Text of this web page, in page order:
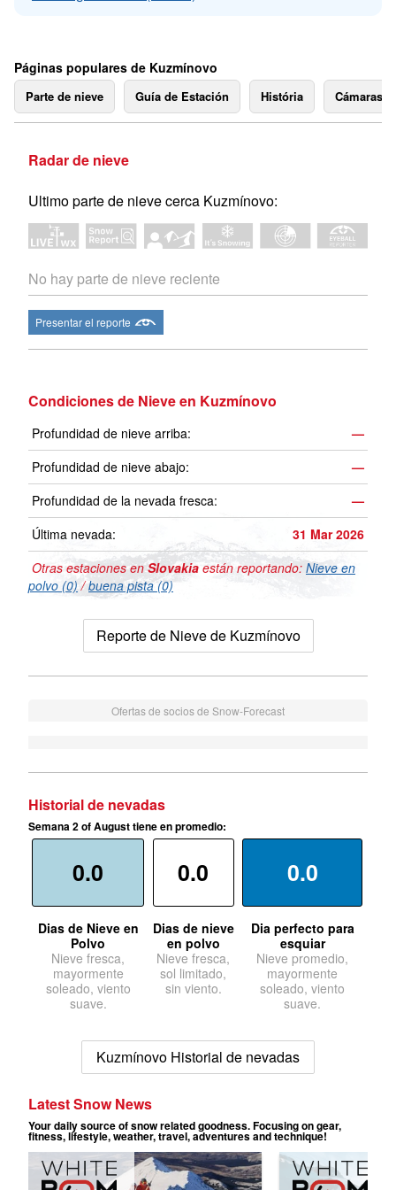
Páginas populares de Kuzmínovo
Parte de nieve Guía de Estación História Cámaras
Radar de nieve
Ultimo parte de nieve cerca Kuzmínovo:
No hay parte de nieve reciente
Presentar el reporte
Condiciones de Nieve en Kuzmínovo
Profundidad de nieve arriba:
—
Profundidad de nieve abajo:
—
Profundidad de la nevada fresca:
—
Última nevada:
31 Mar 2026
Otras estaciones enSlovakia están reportando: Nieve en
polvo (0) /buena pista (0)
Reporte de Nieve de Kuzmínovo
Ofertas de socios de Snow-Forecast
Historial de nevadas
Semana 2 of August tiene en promedio:
0.0
Dias de Nieve en
Polvo
Nieve fresca,
mayormente
soleado, viento
suave.
0.0
Dias de nieve
en polvo
Nieve fresca,
sol limitado,
sin viento.
0.0
Dia perfecto para
esquiar
Nieve promedio,
mayormente
soleado, viento
suave.
Kuzmínovo Historial de nevadas